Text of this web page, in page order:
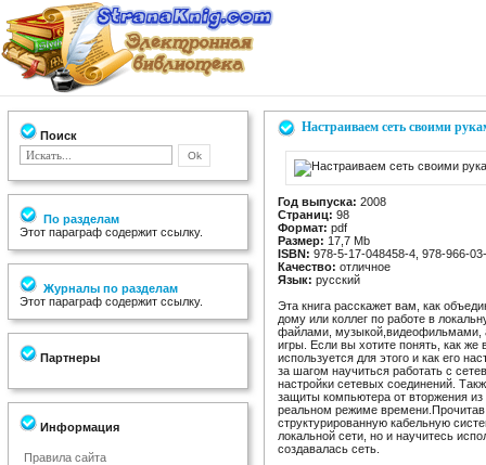
Поиск
По разделам
Этот параграф содержит ссылку.
Журналы по разделам
Этот параграф содержит ссылку.
Партнеры
Информация
Правила сайта
Настраиваем сеть своими
Год выпуска: 2008
Страниц: 98
Формат: pdf
Размер: 17,7 Mb
ISBN: 978-5-17-048458-4, 978-966-
Качество: отличное
Язык: русский
Эта книга расскажет вам, как
дому или коллег по работе в
файлами, музыкой,видеофильмами,
игры. Если вы хотите понять, как
используется для этого и как его
за шагом научиться работать с
настройки сетевых соединений.
защиты компьютера от вторжения
реальном режиме времени.Прочитав
структурированную кабельную
локальной сети, но и научитесь
создавалась сеть.